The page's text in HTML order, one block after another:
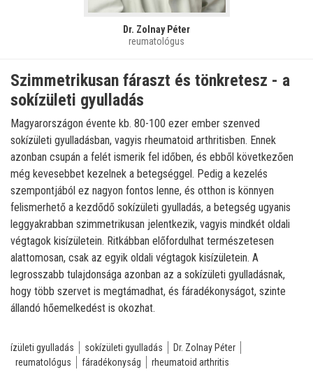
Dr. Zolnay Péter
reumatológus
Szimmetrikusan fáraszt és tönkretesz - a
sokízületi gyulladás
Magyarországon évente kb. 80-100 ezer ember szenved
sokízületi gyulladásban, vagyis rheumatoid arthritisben. Ennek
azonban csupán a felét ismerik fel időben, és ebből következően
még kevesebbet kezelnek a betegséggel. Pedig a kezelés
szempontjából ez nagyon fontos lenne, és otthon is könnyen
felismerhető a kezdődő sokízületi gyulladás, a betegség ugyanis
leggyakrabban szimmetrikusan jelentkezik, vagyis mindkét oldali
végtagok kisízületein. Ritkábban előfordulhat természetesen
alattomosan, csak az egyik oldali végtagok kisízületein. A
legrosszabb tulajdonsága azonban az a sokízületi gyulladásnak,
hogy több szervet is megtámadhat, és fáradékonyságot, szinte
állandó hőemelkedést is okozhat.
ízületi gyulladás sokízületi gyulladás
Dr. Zolnay Péter
reumatológus
fáradékonyság rheumatoid arthritis